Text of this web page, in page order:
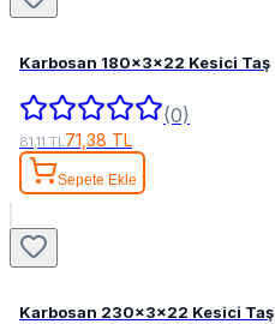
Karbosan 180x3x22 Kesici Taş
(0)
81,11 TL 71,38 TL
Sepete Ekle
Karbosan 230x3x22 Kesici Taş